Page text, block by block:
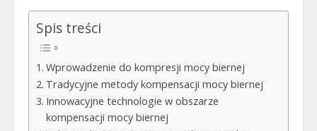
Spis treści
Wprowadzenie do kompresji mocy biernej
Tradycyjne metody kompensacji mocy biernej
Innowacyjne technologie w obszarze
kompensacji mocy biernej